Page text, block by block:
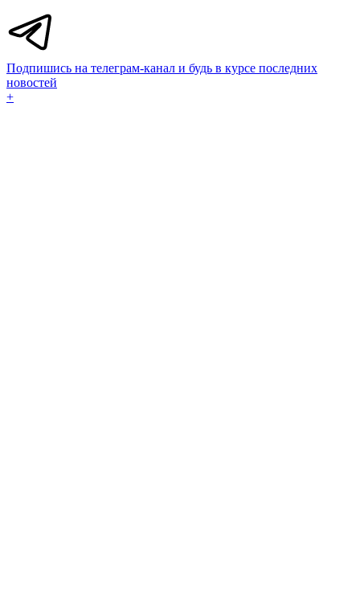
Подпишись на телеграм-канал и будь в курсе последних
новостей
+